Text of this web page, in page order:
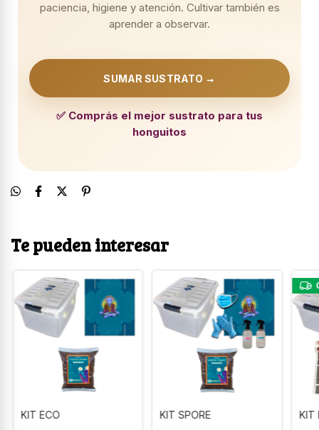
paciencia, higiene y atención. Cultivar también es
aprender a observar.
SUMAR SUSTRATO →
✅ Comprás el mejor sustrato para tus
honguitos
Te pueden interesar
KIT ECO KIT SPORE KIT